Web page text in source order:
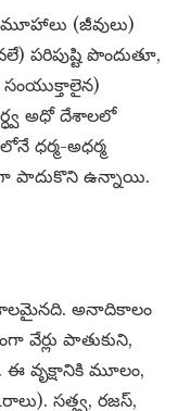
(జీవులు)
పరిపుష్టి పొందుతూ,
అధో దేశాలలో
ధర్మ-అధర్మ
పాదుకొని ఉన్నాయి.
అనాదికాలం
వేర్లు పాతుకుని,
వృక్షానికి మూలం,
సత్త్వ, రజస్,